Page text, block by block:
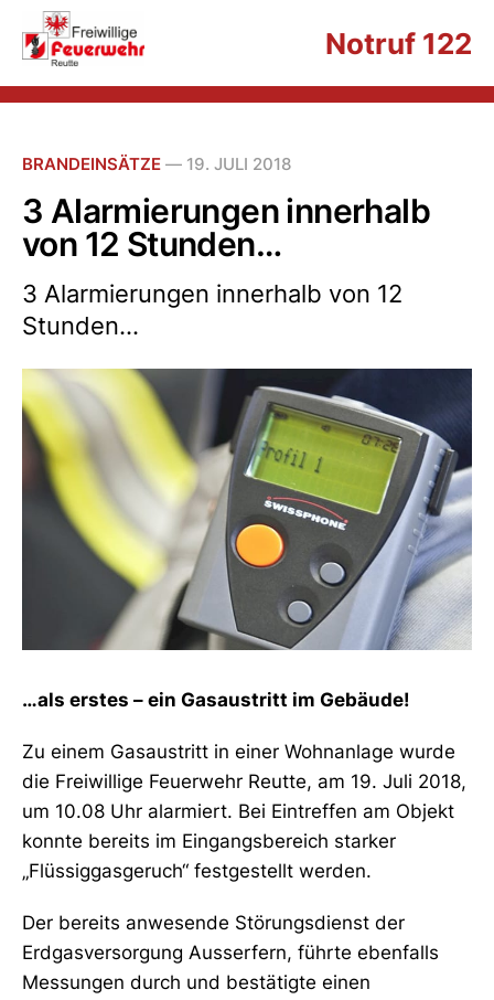
Notruf 122
BRANDEINSÄTZE — 19. JULI 2018
3 Alarmierungen innerhalb
von 12 Stunden…
3 Alarmierungen innerhalb von 12
Stunden…
…als erstes – ein Gasaustritt im Gebäude!
Zu einem Gasaustritt in einer Wohnanlage wurde
die Freiwillige Feuerwehr Reutte, am 19. Juli 2018,
um 10.08 Uhr alarmiert. Bei Eintreffen am Objekt
konnte bereits im Eingangsbereich starker
„Flüssiggasgeruch“ festgestellt werden.
Der bereits anwesende Störungsdienst der
Erdgasversorgung Ausserfern, führte ebenfalls
Messungen durch und bestätigte einen